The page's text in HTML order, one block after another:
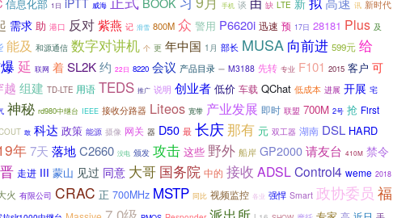
信息化部 1日 iPTT 威海 手机 谈 缺 LTE 新 讯 新时代
需求 助 港口 反对紫燕 记 滑雪 800M 众 警用 P6620i 迅速 预 17日 28181 Plus 及
能及 和源通信 数字对讲机 个 更 年中国 1月 部长 MUSA 向前进 599元 给
延 联网 着 SL2K约 22日 8220 会议 产品目录 一 M3188 先转 专业 F101 2015 客户 可
越 组建 TD-LTE 用语 TEDS 推广 说明 创业者 低价 车载 QChat 低成本 进展 开展 宅
神秘 rd980中继台 IEEE 接收分路器 Liteos 宽带 产业发展 即时 联盟 700M 2号 抢 First
敢 科达 政策 能源 摄像 网关 器 D50 最 长庆那有 元 双工器 湖南 DSL HARD
年7天 落地C2660 没电 颁发 攻击 这些 野外 船岸 GP2000请友台 410M 禁令
走进 III 蒙山 见过 同意 大哥 国务院 中的 接收 ADSLControl4 weme 2018
火 有限公司 CRAC 正 700MHz MSTP 同比 视频监控 各业 强悍 Smart 政协委员 福